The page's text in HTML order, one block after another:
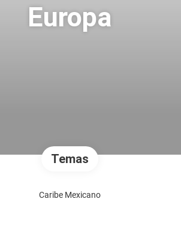
Europa
Temas
Caribe Mexicano